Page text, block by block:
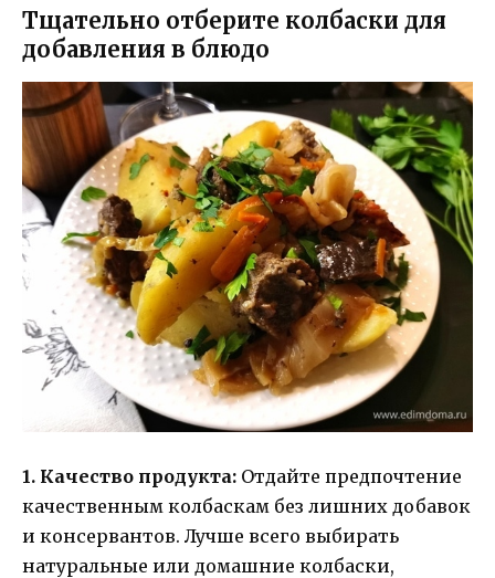
Тщательно отберите колбаски для
добавления в блюдо
1. Качество продукта: Отдайте предпочтение
качественным колбаскам без лишних добавок
и консервантов. Лучше всего выбирать
натуральные или домашние колбаски,